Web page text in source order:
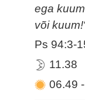
ega
või
Ps 94:3-
11.38
06.49-